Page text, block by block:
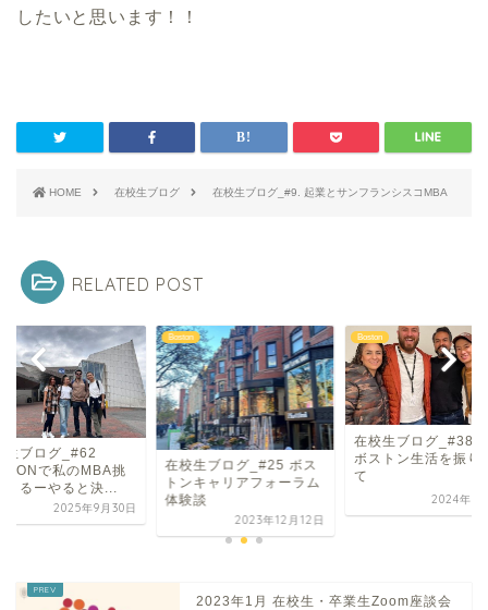
したいと思います！！
HOME 在校生ブログ 在校生ブログ_#9. 起業とサンフランシスコMBA
RELATED POST
生ブログ_#25 ボス
キャリアフォーラム
Boston
在校生ブログ_#38 MBA
ボストン生活を振り返っ
て
Boston
在校生ブログ_#62
BOSTONで私の
2025年9
2023年1月 在校生・卒業生Zoom座談会